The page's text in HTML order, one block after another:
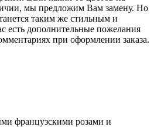
мы предложим Вам замену. Но
таким же стильным и
есть дополнительные пожелания
при оформлении заказа.
французскими розами и